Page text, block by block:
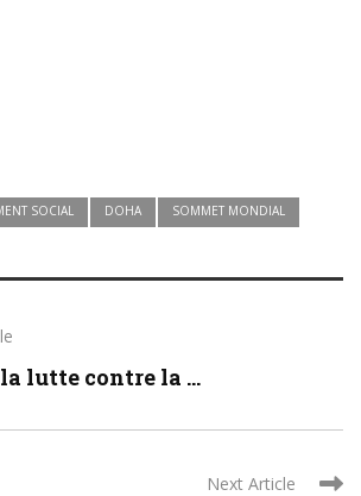
SOCIAL DOHA SOMMET MONDIAL
la lutte contre la ...
Next Article